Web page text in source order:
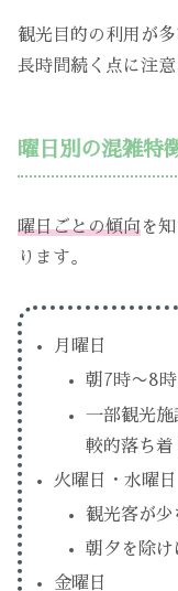
観光目的の利用が
長時間続く点に注意
曜日別の混雑特
曜日ごとの傾向を
ります。
月曜日
朝7時〜8
一部観光
較的落ち着
火曜日・水曜日
観光客が
朝夕を除け
金曜日